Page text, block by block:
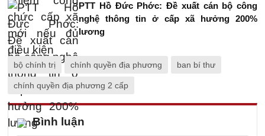
PTT Hồ Đức Phớc: Đề xuất cán bộ công
nghệ thông tin ở cấp xã hưởng 200%
lương
bộ chính trị chính quyền địa phương ban bí thư
chính quyền địa phương 2 cấp
Bình luận